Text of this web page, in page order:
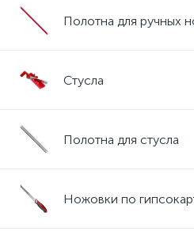
Полотна для ручных
Стусла
Полотна для стусла
Ножовки по